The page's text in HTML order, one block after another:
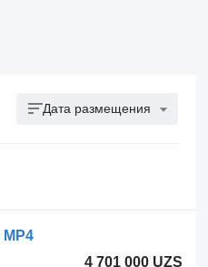
Дата размещения
MP4
4 701 000 UZS